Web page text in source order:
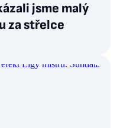
jsme malý
za střelce